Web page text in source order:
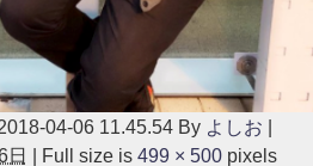
04-06 11.45.54 By よしお
日 Full size is 499 × 500pixels